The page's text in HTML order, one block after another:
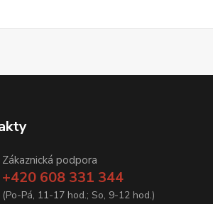
Zákaznická podpora
+420 608 331 344
(Po-Pá, 11-17 hod.; So, 9-12 hod.)